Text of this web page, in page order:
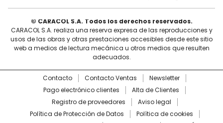
© CARACOL S.A. Todos los derechos reservados.
CARACOL S.A. realiza una reserva expresa de las reproducciones y
usos de las obras y otras prestaciones accesibles desde este sitio
web a medios de lectura mecánica u otros medios que resulten
adecuados.
Contacto Contacto Ventas
Newsletter
Pago electrónico clientes
Alta de Clientes
Registro de proveedores
Aviso legal
Política de Protección de Datos
Política de cookies